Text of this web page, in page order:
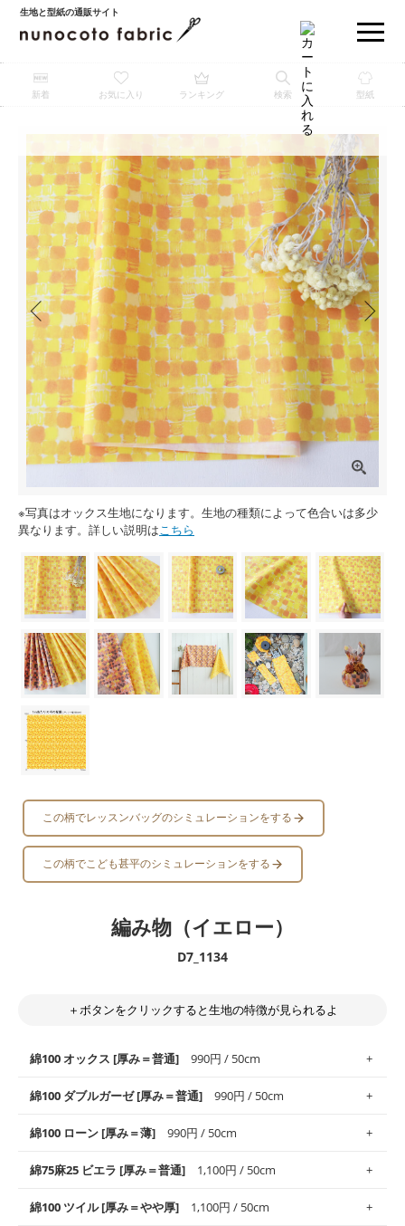
生地と型紙の通販サイト
新着 お気に入り ランキング 検索 型紙
※写真はオックス生地になります。生地の種類によって色合いは多少
異なります。詳しい説明はこちら
この柄でレッスンバッグのシミュレーションをする
この柄でこども甚平のシミュレーションをする
編み物（イエロー）
D7_1134
＋ボタンをクリックすると生地の特徴が見られるよ
綿100 オックス [厚み＝普通] 990円 / 50cm
使いやすさNo.1！しなやかさと適度な張りを併せ持ち、通気性の
高さがオックス生地の特徴です。当サイトのオックス生地は、
般にお使いいただけます。
※レッスンバッグ、上履き袋などの通園通学グッズにはツイル生
綿100 ダブルガーゼ [厚み＝普通] 990円 / 50cm
柔らかくふんわりとした肌触りが特徴です。ベビー用品やハンカ
チなど直接肌に触れるアイテムに最適です。高い吸湿性・通気性
す。
綿100 ローン [厚み＝薄] 990円 / 50cm
上質で薄手の平織りの生地です。軽やかさとなめらかな手触りの
良さが魅力。透け感があるので、涼しげなトップスなどに最適で
綿75麻25 ビエラ [厚み＝普通] 1,100円 / 50cm
綿100 ツイル [厚み＝やや厚] 1,100円 / 50cm